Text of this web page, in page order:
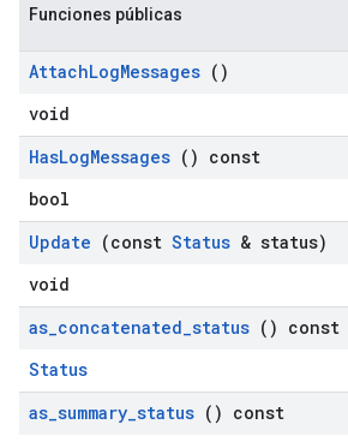
Funciones públicas
AttachLogMessages ()
void
HasLogMessages () const
bool
Update (const Status & status)
void
as_concatenated_status () const
Status
as_summary_status () const